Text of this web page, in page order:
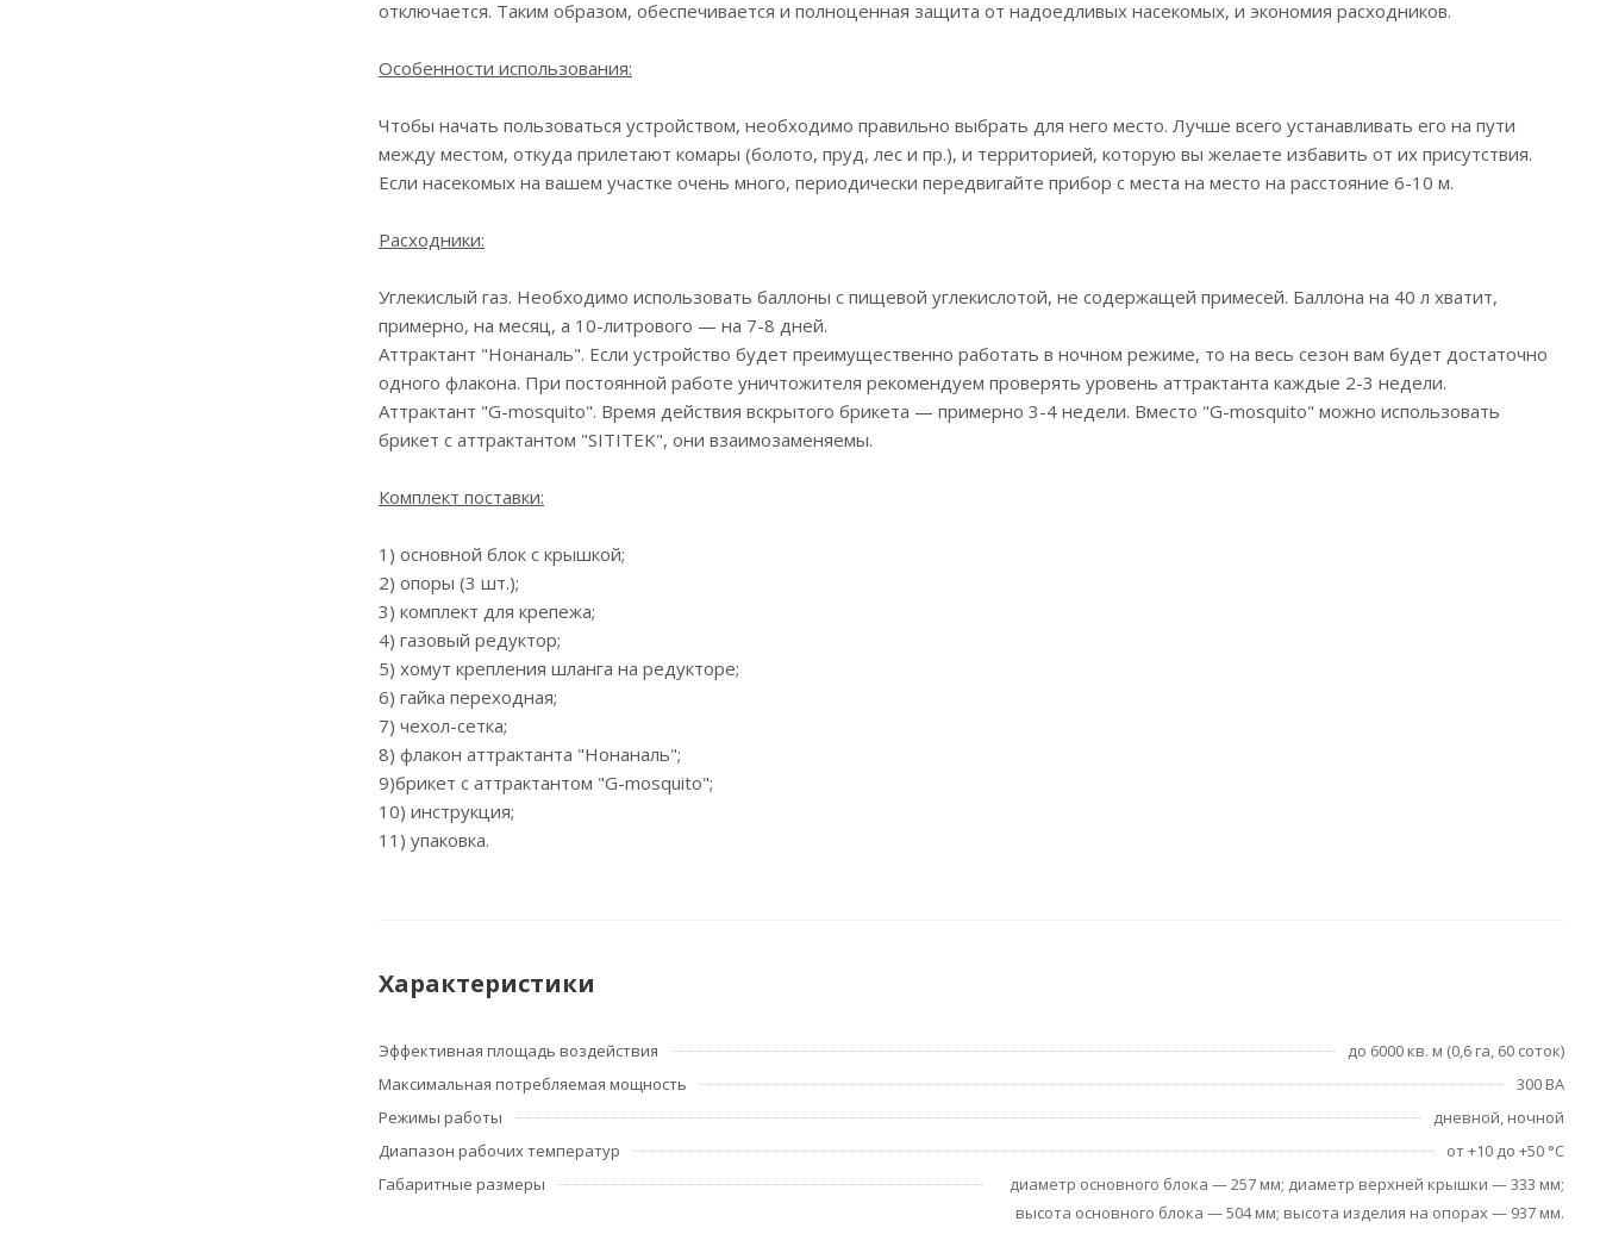
отключается. Таким образом, обеспечивается и полноценная защита от надоедливых насекомых, и экономия расходников.
Особенности использования:
Чтобы начать пользоваться устройством, необходимо правильно выбрать для него место. Лучше всего устанавливать его на пути
между местом, откуда прилетают комары (болото, пруд, лес и пр.), и территорией, которую вы желаете избавить от их присутствия.
Если насекомых на вашем участке очень много, периодически передвигайте прибор с места на место на расстояние 6-10 м.
Расходники:
Углекислый газ. Необходимо использовать баллоны с пищевой углекислотой, не содержащей примесей. Баллона на 40 л хватит,
примерно, на месяц, а 10-литрового — на 7-8 дней.
Аттрактант "Нонаналь". Если устройство будет преимущественно работать в ночном режиме, то на весь сезон вам будет достаточно
одного флакона. При постоянной работе уничтожителя рекомендуем проверять уровень аттрактанта каждые 2-3 недели.
Аттрактант "G-mosquito". Время действия вскрытого брикета — примерно 3-4 недели. Вместо "G-mosquito" можно использовать
брикет с аттрактантом "SITITEK", они взаимозаменяемы.
Комплект поставки:
1) основной блок с крышкой;
2) опоры (3 шт.);
3) комплект для крепежа;
4) газовый редуктор;
5) хомут крепления шланга на редукторе;
6) гайка переходная;
7) чехол-сетка;
8) флакон аттрактанта "Нонаналь";
9)брикет с аттрактантом "G-mosquito";
10) инструкция;
11) упаковка.
Характеристики
Эффективная площадь воздействия
до 6000 кв. м (0,6 га, 60 соток)
Максимальная потребляемая мощность
300 ВА
Режимы работы
дневной, ночной
Диапазон рабочих температур
от +10 до +50 °С
Габаритные размеры
диаметр основного блока — 257 мм; диаметр верхней крышки — 333 мм;
высота основного блока — 504 мм; высота изделия на опорах — 937 мм.